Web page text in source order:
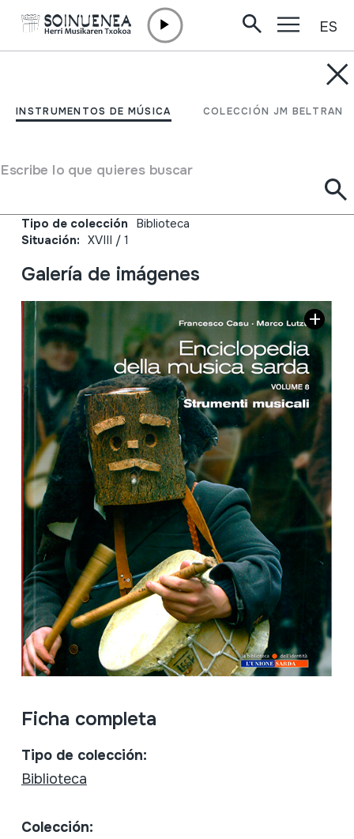
INSTRUMENTOS DE MÚSICA COLECCIÓN JM BELTRAN
Escribe lo que quieres buscar
ES
Enciclopedia della musica
Strumenti musicali;
Tipo de colección Biblioteca
Situación: XVIII / 1
Galería de imágenes
Ficha completa
Tipo de colección:
Biblioteca
Colección: